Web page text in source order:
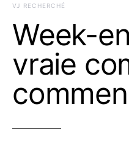
VJ RECHERCHÉ
Week-
vraie